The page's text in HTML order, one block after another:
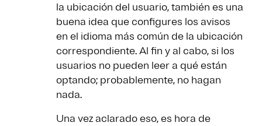
la ubicación del usuario, también es una
buena idea que configures los avisos
en el idioma más común de la ubicación
correspondiente. Al fin y al cabo, si los
usuarios no pueden leer a qué están
optando; probablemente, no hagan
nada.
Una vez aclarado eso, es hora de